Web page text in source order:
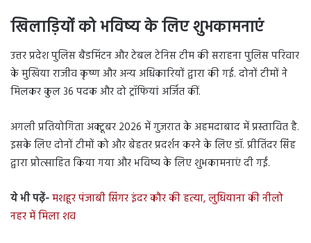
खिलाड़ियों को भविष्य के लिए शुभकामनाएं
उत्तर प्रदेश पुलिस बैडमिंटन और टेबल टेनिस टीम की सराहना पुलिस परिवार
के मुखिया राजीव कृष्ण और अन्य अधिकारियों द्वारा की गई. दोनों टीमों ने
मिलकर कुल 36 पदक और दो ट्रॉफियां अर्जित कीं.
अगली प्रतियोगिता अक्टूबर 2026 में गुजरात के अहमदाबाद में प्रस्तावित है.
इसके लिए दोनों टीमों को और बेहतर प्रदर्शन करने के लिए डॉ. प्रीतिंदर सिंह
द्वारा प्रोत्साहित किया गया और भविष्य के लिए शुभकामनाएं दी गईं.
ये भी पढ़ें-मशहूर पंजाबी सिंगर इंदर कौर की हत्या, लुधियाना की नीलो
नहर में मिला शव